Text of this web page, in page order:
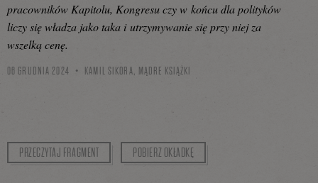
pracowników Kapitolu, Kongresu czy w końcu dla polityków
liczy się władza jako taka i utrzymywanie się przy niej za
wszelką cenę.
06 GRUDNIA 2024 KAMIL SIKORA, MĄDRE KSIĄŻKI
PRZECZYTAJ FRAGMENT POBIERZ OKŁADKĘ